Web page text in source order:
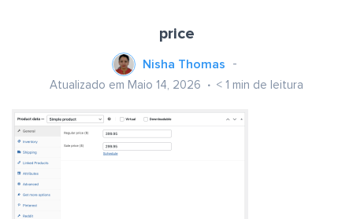
price
Nisha Thomas
Atualizado em Maio 14, 2026 < 1 min de leitura